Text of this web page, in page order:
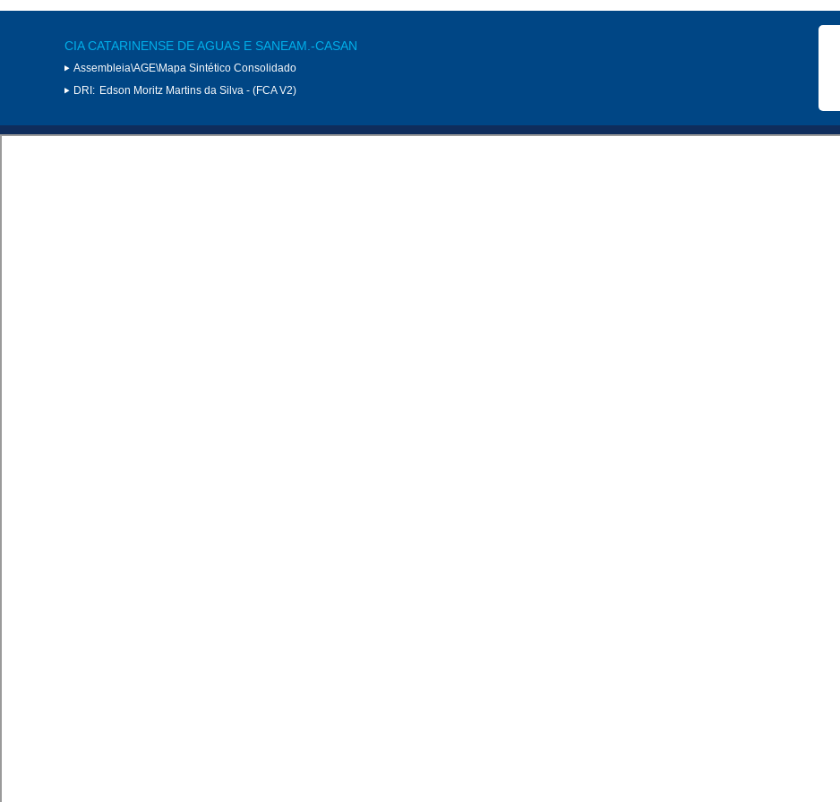
CIA CATARINENSE DE AGUAS E SANEAM.-CASAN
Assembleia\AGE\Mapa Sintético Consolidado
DRI: Edson Moritz Martins da Silva - (FCA V2)